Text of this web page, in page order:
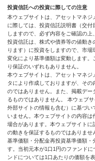
投資信託への投資に際しての注意
本ウェブサイトは、アセットマネ
に際しては、投資信託説明書（交
しますので、必ず内容をご確認の上
投資信託は、株式や債券等の値動
ります）に投資をしますので、市
変化により基準価額は変動します
り保証のいずれもありません。
本ウェブサイトは、アセットマネ
タにより作成しておりますが、そ
のではありません。また、掲載デ
るものではありません。 本ウェブ
外部サイトの情報も含む）に基づ
いません。本ウェブサイトの内容
場合があります。本ウェブサイト
の動きを保証するものではありませ
基準価額・分配金再投資基準価額
す。当初元本が1口1円のファンド
ンドについては1口あたりの価額を